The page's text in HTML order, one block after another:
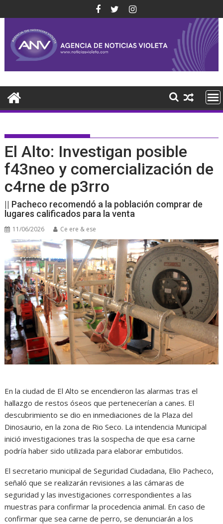
al
contenido
El Alto: Investigan posible
f43neo y comercialización de
c4rne de p3rro
|| Pacheco recomendó a la población comprar de
lugares calificados para la venta
11/06/2026 Ce ere & ese
En la ciudad de El Alto se encendieron las alarmas tras el
hallazgo de restos óseos que pertenecerían a canes. El
descubrimiento se dio en inmediaciones de la Plaza del
Dinosaurio, en la zona de Rio Seco. La intendencia Municipal
inició investigaciones tras la sospecha de que esa carne
podría haber sido utilizada para elaborar embutidos.
El secretario municipal de Seguridad Ciudadana, Elio Pacheco,
señaló que se realizarán revisiones a las cámaras de
seguridad y las investigaciones correspondientes a las
muestras para confirmar la procedencia animal. En caso de
confirmar que sea carne de perro, se denunciarán a los